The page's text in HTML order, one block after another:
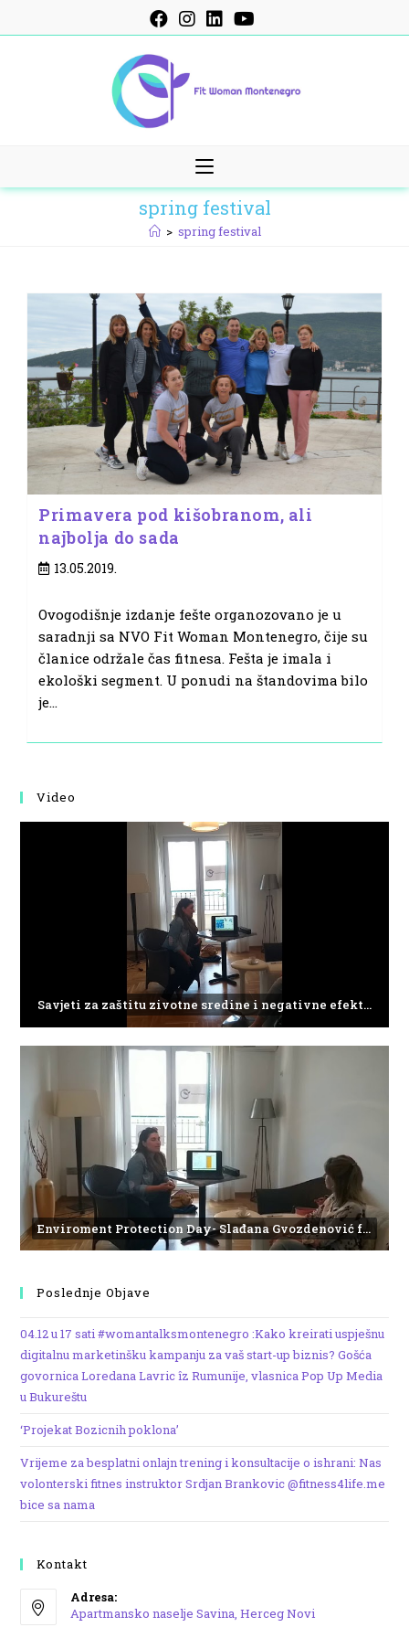
to
spring festival
> spring festival
Primavera pod kišobranom, ali
najbolja do sada
Post
13.05.2019.
Ovogodišnje izdanje fešte organozovano je u
saradnji sa NVO Fit Woman Montenegro, čije su
članice održale čas fitnesa. Fešta je imala i
ekološki segment. U ponudi na štandovima bilo
je…
Video
Savjeti za zaštitu zivotne sredine i negativne efekte plasticnog otpada
Enviroment Protection Day- Slađana Gvozdenović from the Institute of Marine Biology
Poslednje Objave
04.12 u 17 sati #womantalksmontenegro :Kako kreirati uspješnu
digitalnu marketinšku kampanju za vaš start-up biznis? Gošća
govornica Loredana Lavric îz Rumunije, vlasnica Pop Up Media
u Bukureštu
‘Projekat Bozicnih poklona’
Vrijeme za besplatni onlajn trening i konsultacije o ishrani: Nas
volonterski fitnes instruktor Srdjan Brankovic @fitness4life.me
bice sa nama
Kontakt
Adresa:
Apartmansko naselje Savina, Herceg Novi